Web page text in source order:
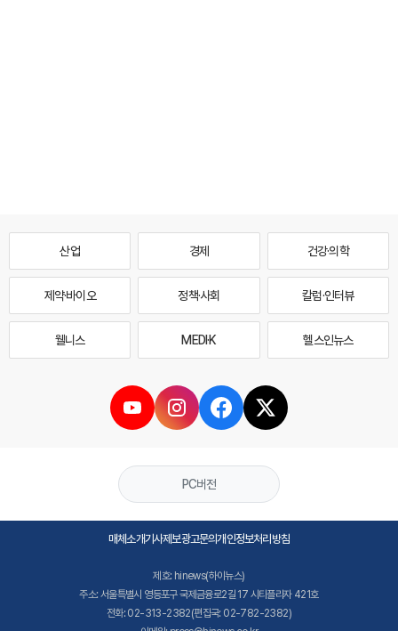
산업 경제 건강·의학
제약·바이오 정책·사회 칼럼·인터뷰
웰니스 MEDI·K 헬스인뉴스
PC버전
매체소개기사제보광고문의개인정보처리방침
제호: hinews(하이뉴스)
주소: 서울특별시 영등포구 국제금융로2길 17 시티플라자 421호
전화: 02-313-2382(편집국: 02-782-2382)